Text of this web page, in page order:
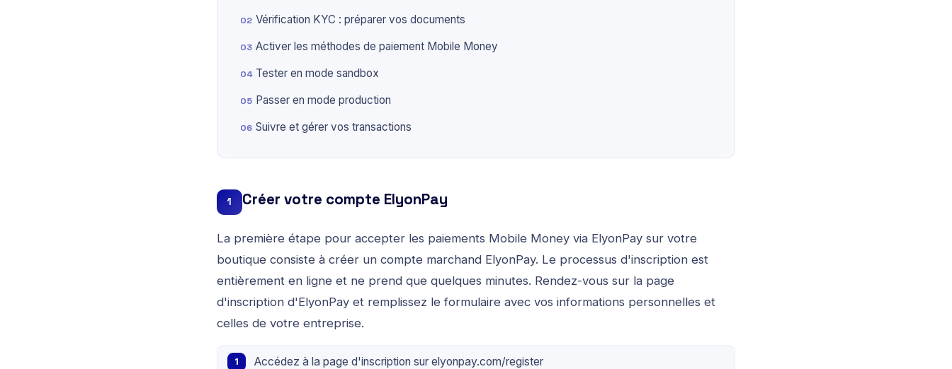
Vérification KYC : préparer vos documents
Activer les méthodes de paiement Mobile Money
Tester en mode sandbox
Passer en mode production
Suivre et gérer vos transactions
1 Créer votre compte ElyonPay
La première étape pour accepter les paiements Mobile Money via ElyonPay sur votre
boutique consiste à créer un compte marchand ElyonPay. Le processus d'inscription est
entièrement en ligne et ne prend que quelques minutes. Rendez-vous sur la page
d'inscription d'ElyonPay et remplissez le formulaire avec vos informations personnelles et
celles de votre entreprise.
Accédez à la page d'inscription sur elyonpay.com/register